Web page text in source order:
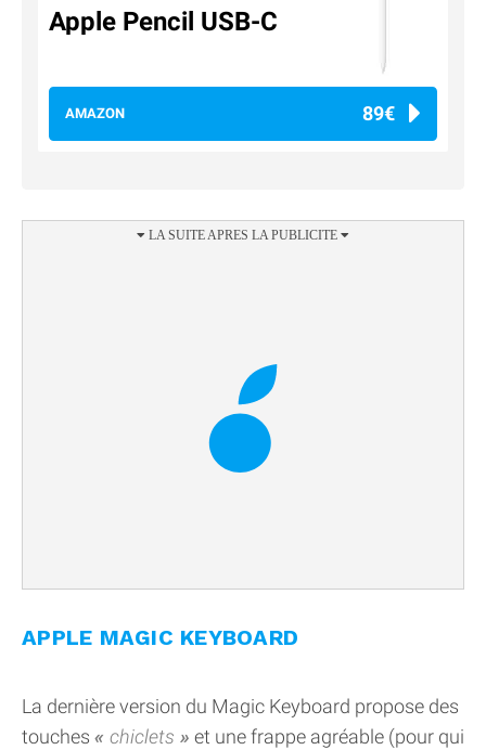
Apple Pencil USB-C
AMAZON 89€
APPLE MAGIC KEYBOARD
La dernière version du Magic Keyboard propose des
touches
chiclets
et une frappe agréable (pour qui